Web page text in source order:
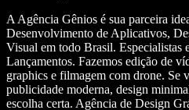
A Agência Gênios é sua parceira
Desenvolvimento de Aplicativos,
Visual em todo Brasil.
Lançamentos. Fazemos edição de
graphics e filmagem com drone. Se
publicidade moderna, design
escolha certa. Agência de Design